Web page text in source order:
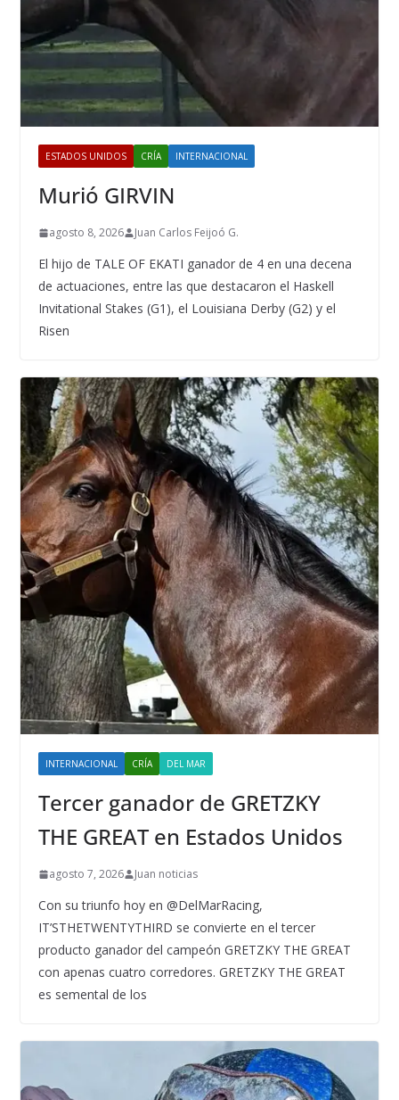
ESTADOS UNIDOS CRÍA INTERNACIONAL
Murió GIRVIN
agosto 8, 2026 Juan Carlos Feijoó G.
El hijo de TALE OF EKATI ganador de 4 en una decena
de actuaciones, entre las que destacaron el Haskell
Invitational Stakes (G1), el Louisiana Derby (G2) y el
Risen
INTERNACIONAL CRÍA DEL MAR
Tercer ganador de GRETZKY
THE GREAT en Estados Unidos
agosto 7, 2026 Juan noticias
Con su triunfo hoy en @DelMarRacing,
IT’STHETWENTYTHIRD se convierte en el tercer
producto ganador del campeón GRETZKY THE GREAT
con apenas cuatro corredores. GRETZKY THE GREAT
es semental de los